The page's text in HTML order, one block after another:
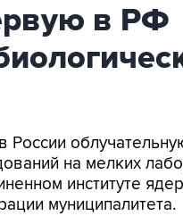
в РФ
на мелких
институте
муниципалитета.